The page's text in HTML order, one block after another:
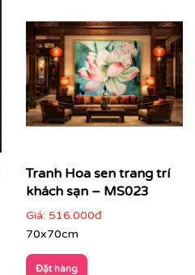
Tranh Hoa sen trang trí
khách sạn – MS023
Giá: 516.000đ
70x70cm
Đặt hàng